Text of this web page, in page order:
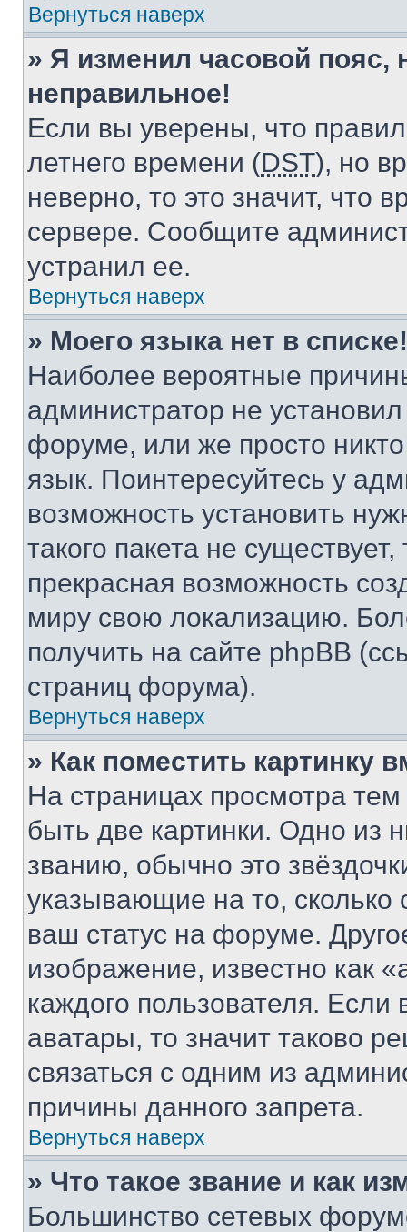
Вернуться наверх
» Я изменил часовой пояс,
неправильное!
Если вы уверены, что
летнего времени (DST), но
неверно, то это значит, что
сервере. Сообщите
устранил ее.
Вернуться наверх
» Моего языка нет в списке!
Наиболее вероятные
администратор не
форуме, или же просто
язык. Поинтересуйтесь у
возможность установить
такого пакета не
прекрасная возможность
миру свою локализацию.
получить на сайте phpBB
страниц форума).
Вернуться наверх
» Как поместить картинку
На страницах просмотра
быть две картинки. Одно из
званию, обычно это
указывающие на то,
ваш статус на форуме.
изображение, известно как
каждого пользователя.
аватары, то значит таково
связаться с одним из
причины данного запрета.
Вернуться наверх
» Что такое звание и как
Большинство сетевых